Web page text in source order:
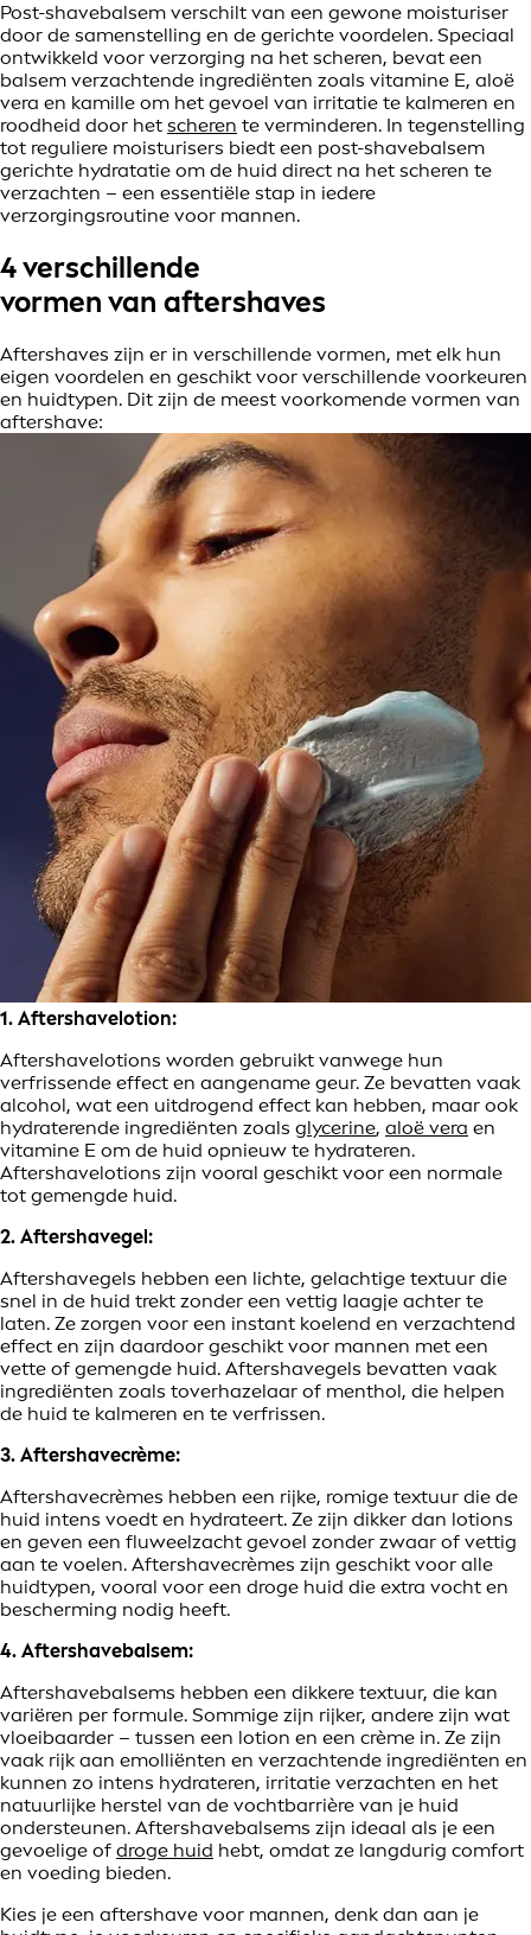
Post-shavebalsem verschilt van een gewone moisturiser
door de samenstelling en de gerichte voordelen. Speciaal
ontwikkeld voor verzorging na het scheren, bevat een
balsem verzachtende ingrediënten zoals vitamine E, aloë
vera en kamille om het gevoel van irritatie te kalmeren en
roodheid door het scheren te verminderen. In tegenstelling
tot reguliere moisturisers biedt een post-shavebalsem
gerichte hydratatie om de huid direct na het scheren te
verzachten – een essentiële stap in iedere
verzorgingsroutine voor mannen.
4 verschillende
vormen van aftershaves
Aftershaves zijn er in verschillende vormen, met elk hun
eigen voordelen en geschikt voor verschillende voorkeuren
en huidtypen. Dit zijn de meest voorkomende vormen van
aftershave:
1. Aftershavelotion:
Aftershavelotions worden gebruikt vanwege hun
verfrissende effect en aangename geur. Ze bevatten vaak
alcohol, wat een uitdrogend effect kan hebben, maar ook
hydraterende ingrediënten zoals glycerine, aloë vera en
vitamine E om de huid opnieuw te hydrateren.
Aftershavelotions zijn vooral geschikt voor een normale
tot gemengde huid.
2. Aftershavegel:
Aftershavegels hebben een lichte, gelachtige textuur die
snel in de huid trekt zonder een vettig laagje achter te
laten. Ze zorgen voor een instant koelend en verzachtend
effect en zijn daardoor geschikt voor mannen met een
vette of gemengde huid. Aftershavegels bevatten vaak
ingrediënten zoals toverhazelaar of menthol, die helpen
de huid te kalmeren en te verfrissen.
3. Aftershavecrème:
Aftershavecrèmes hebben een rijke, romige textuur die de
huid intens voedt en hydrateert. Ze zijn dikker dan lotions
en geven een fluweelzacht gevoel zonder zwaar of vettig
aan te voelen. Aftershavecrèmes zijn geschikt voor alle
huidtypen, vooral voor een droge huid die extra vocht en
bescherming nodig heeft.
4. Aftershavebalsem:
Aftershavebalsems hebben een dikkere textuur, die kan
variëren per formule. Sommige zijn rijker, andere zijn wat
vloeibaarder – tussen een lotion en een crème in. Ze zijn
vaak rijk aan emolliënten en verzachtende ingrediënten en
kunnen zo intens hydrateren, irritatie verzachten en het
natuurlijke herstel van de vochtbarrière van je huid
ondersteunen. Aftershavebalsems zijn ideaal als je een
gevoelige of droge huid hebt, omdat ze langdurig comfort
en voeding bieden.
Kies je een aftershave voor mannen, denk dan aan je